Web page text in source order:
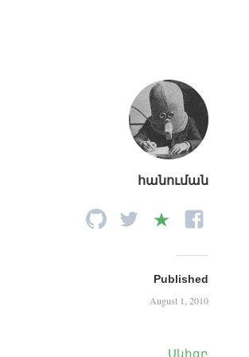
հանուման
Published
August 1, 2010
Սկիզբ